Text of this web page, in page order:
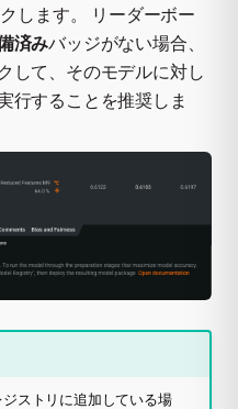
します。 リーダーボー
済みバッジがない場合、
して、そのモデルに対し
行することを推奨しま
ストリに追加している場